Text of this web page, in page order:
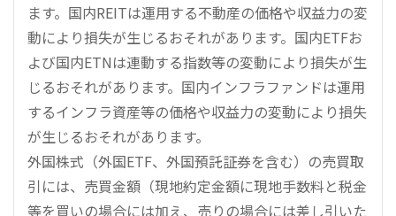
ます。国内REITは運用する不動産の価格や収益力の変
動により損失が生じるおそれがあります。国内ETFお
よび国内ETNは連動する指数等の変動により損失が生
じるおそれがあります。国内インフラファンドは運用
するインフラ資産等の価格や収益力の変動により損失
が生じるおそれがあります。
外国株式（外国ETF、外国預託証券を含む）の売買取
引には、売買金額（現地約定金額に現地手数料と税金
等を買いの場合には加え、売りの場合には差し引いた